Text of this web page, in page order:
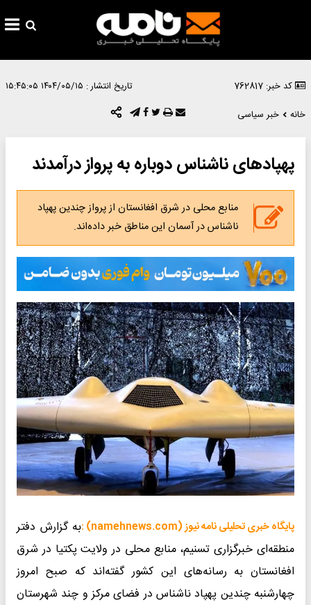
کد خبر: 762817 تاریخ انتشار : ۱۴۰۴/۰۵/۱۵ ۱۵:۴۵:۰۵
خانه
خبر سیاسی
پهپادهای ناشناس دوباره به پرواز درآمدند
منابع محلی در شرق افغانستان از پرواز چندین پهپاد
ناشناس در آسمان این مناطق خبر داده‌اند.
پایگاه خبری تحلیلی نامه نیوز (namehnews.com) :
به گزارش دفتر
منطقه‌ای خبرگزاری تسنیم، منابع محلی در ولایت پکتیا در شرق
افغانستان به رسانه‌های این کشور گفته‌اند که صبح امروز
چهارشنبه چندین پهپاد ناشناس در فضای مرکز و چند شهرستان